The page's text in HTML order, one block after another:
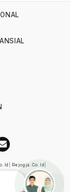
Rejogja.co.id
Pers